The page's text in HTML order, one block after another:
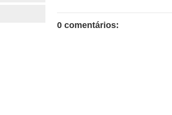
0 comentários: